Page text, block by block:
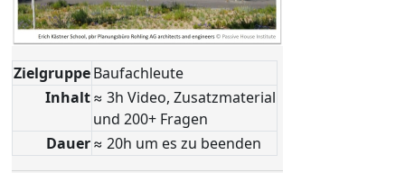
ZielgruppeBaufachleute
Inhalt≈ 3h Video, Zusatzmaterial
und 200+ Fragen
Dauer≈ 20h um es zu beenden